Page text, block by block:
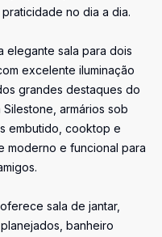
no dia a dia.
elegante sala para dois
excelente iluminação
grandes destaques do
armários sob
embutido, cooktop e
moderno e funcional para
sala de jantar,
banheiro